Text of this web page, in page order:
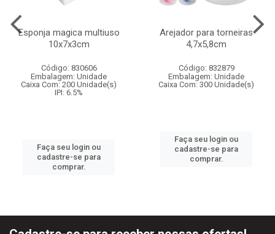
Esponja magica multiuso
10x7x3cm
Código: 830606
Embalagem: Unidade
Caixa Com: 200 Unidade(s)
IPI: 6.5%
Faça seu login ou
cadastre-se para
comprar.
Arejador para torneiras
4,7x5,8cm
Código: 832879
Embalagem: Unidade
Caixa Com: 300 Unidade(s)
Faça seu login ou
cadastre-se para
comprar.